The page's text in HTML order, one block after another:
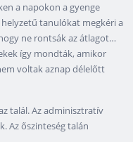
a napokon a gyenge
tanulókat megkéri a
ne rontsák az átlagot…
így mondták, amikor
voltak aznap délelőtt
talál. Az adminisztratív
Az őszinteség talán